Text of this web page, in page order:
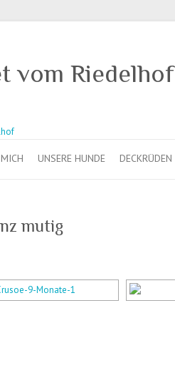
vom Riedelhof
UNSERE HUNDE DECKRÜDEN
mutig